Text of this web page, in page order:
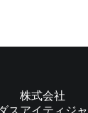
株式会社
スアイティジ